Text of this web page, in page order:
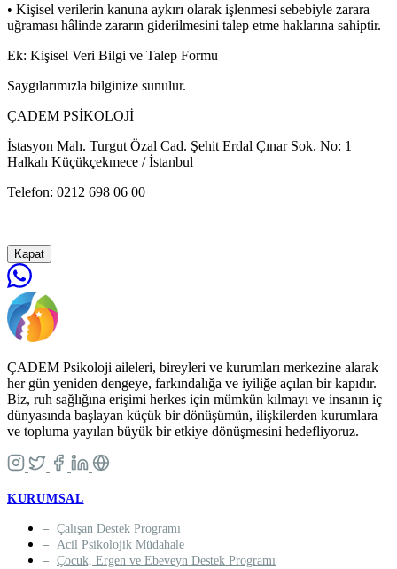
• Kişisel verilerin kanuna aykırı olarak işlenmesi sebebiyle zarara
uğraması hâlinde zararın giderilmesini talep etme haklarına sahiptir.
Ek: Kişisel Veri Bilgi ve Talep Formu
Saygılarımızla bilginize sunulur.
ÇADEM PSİKOLOJİ
İstasyon Mah. Turgut Özal Cad. Şehit Erdal Çınar Sok. No: 1
Halkalı Küçükçekmece / İstanbul
Telefon: 0212 698 06 00
Kapat
ÇADEM Psikoloji aileleri, bireyleri ve kurumları merkezine alarak
her gün yeniden dengeye, farkındalığa ve iyiliğe açılan bir kapıdır.
Biz, ruh sağlığına erişimi herkes için mümkün kılmayı ve insanın iç
dünyasında başlayan küçük bir dönüşümün, ilişkilerden kurumlara
ve topluma yayılan büyük bir etkiye dönüşmesini hedefliyoruz.
KURUMSAL
Çalışan Destek Programı
Acil Psikolojik Müdahale
Çocuk, Ergen ve Ebeveyn Destek Programı